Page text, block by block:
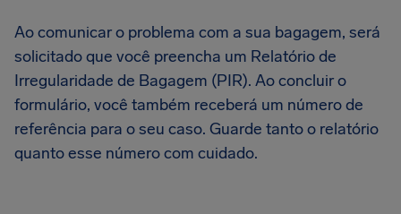
Ao comunicar o problema com a sua bagagem, será
solicitado que você preencha um Relatório de
Irregularidade de Bagagem (PIR). Ao concluir o
formulário, você também receberá um número de
referência para o seu caso. Guarde tanto o relatório
quanto esse número com cuidado.